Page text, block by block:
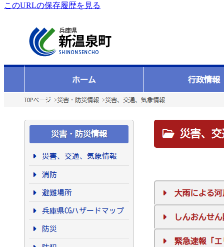
このURLの保存履歴を見る